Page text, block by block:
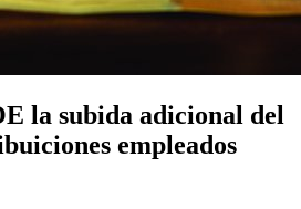
la subida adicional del
empleados